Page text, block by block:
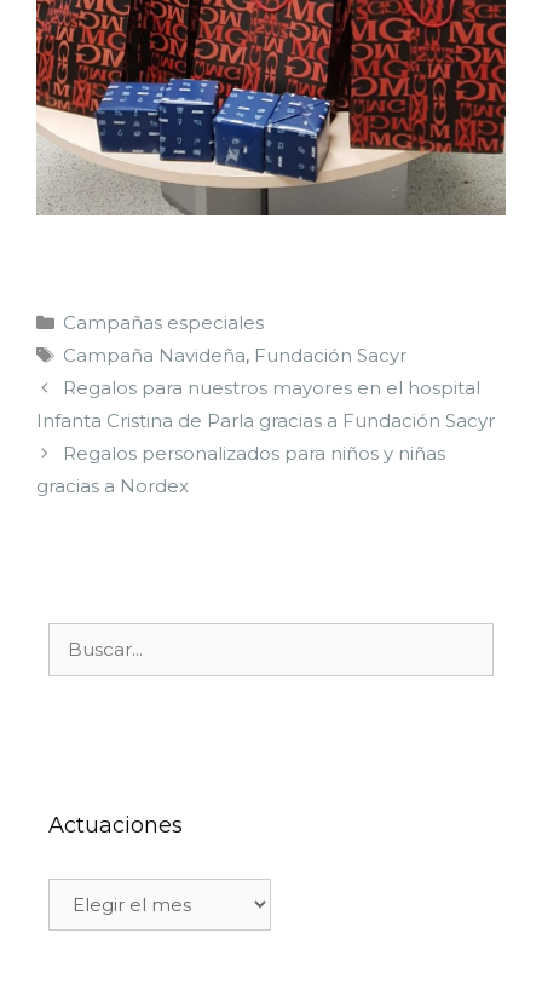
Campañas especiales
Campaña Navideña, Fundación Sacyr
Regalos para nuestros mayores en el hospital
Infanta Cristina de Parla gracias a Fundación Sacyr
Regalos personalizados para niños y niñas
gracias a Nordex
Actuaciones